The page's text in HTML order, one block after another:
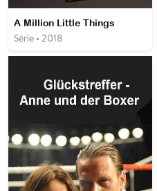
A Million Little Things
Série • 2018